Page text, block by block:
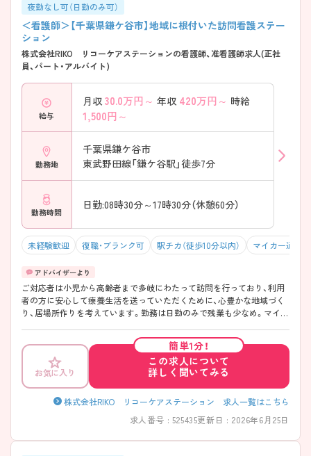
夜勤なし可（日勤のみ可）
＜看護師＞【千葉県鎌ケ谷市】地域に根付いた訪問看護ステー
ション
株式会社RIKO リコーケアステーションの看護師、准看護師求人(正社
員、パート・アルバイト)
給与
月収 30.0万円～ 年収 420万円～ 時給
1,500円～
勤務地
千葉県鎌ケ谷市
東武野田線「鎌ケ谷駅」徒歩7分
勤務時間
日勤:08時30分～17時30分（休憩60分）
未経験歓迎 復職・ブランク可 駅チカ（徒歩10分以内） マイカー通勤
ご対応者は小児から高齢者まで多岐にわたって訪問を行っており、利用
者の方に安心して療養生活を送っていただくために、心豊かな地域づく
り、居場所作りを考えています。勤務は日勤のみで残業も少なめ。マイカ
立を考える方にもお勧めの職場です。さらに管理者の方は看護師という
こともあり近隣の病院や医師ともしっかり連携をとれており営業などは
いっさい行なわずケアに集中できる環境です。ご興味ある方には、面接
対策ポイントなど、さらに詳細をお話しいたしますのでお気軽にご相談
ください。
お気に入り
簡単1分！
この求人について
詳しく聞いてみる
株式会社RIKO リコーケアステーション 求人一覧はこちら
求人番号 : 525435更新日 : 2026年6月25日